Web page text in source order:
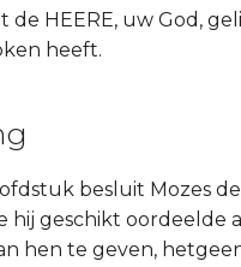
de HEERE, uw God,
heeft.
besluit Mozes
hij geschikt oordeelde
hen te geven,